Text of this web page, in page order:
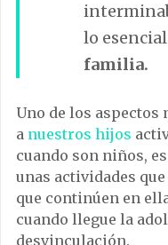
lo
familia.
Uno de los
a nuestros hijos
cuando son niños,
unas actividades
que continúen en
cuando llegue la
desvinculación.